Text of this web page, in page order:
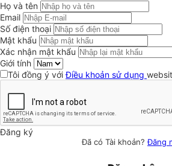
Họ và tên
Email
Số điện thoại
Mật khẩu
Xác nhận mật khẩu
Giới tính
Tôi đồng ý vớiĐiều khoản sử dụng
Đăng ký
Đã có Tài khoản?Đăng